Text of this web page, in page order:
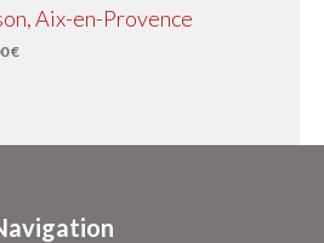
Aix-en-Provence
€